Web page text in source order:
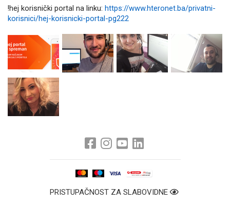
!hej korisnički portal na linku: https://www.hteronet.ba/privatni-
korisnici/hej-korisnicki-portal-pg222
PRISTUPAČNOST ZA SLABOVIDNE